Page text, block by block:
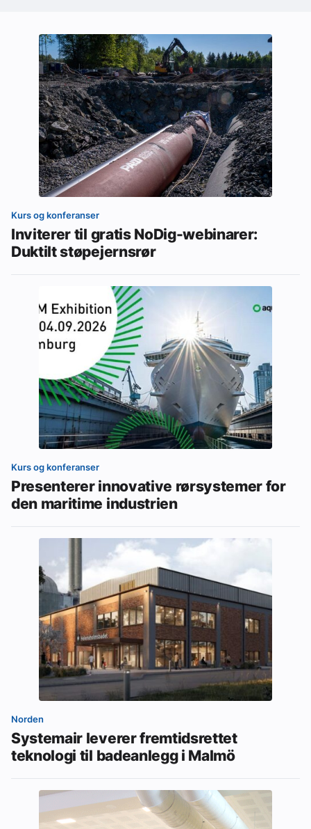
Kurs og konferanser
Inviterer til gratis NoDig-webinarer:
Duktilt støpejernsrør
Kurs og konferanser
Presenterer innovative rørsystemer for
den maritime industrien
Norden
Systemair leverer fremtidsrettet
teknologi til badeanlegg i Malmö